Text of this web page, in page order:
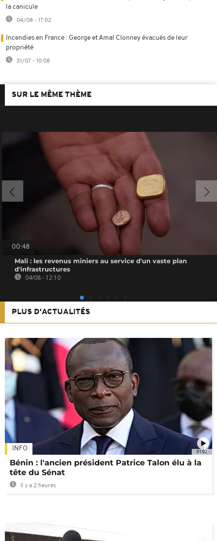
la canicule
04/08 - 17:02
Incendies en France : George et Amal Clonney évacués de leur
propriété
31/07 - 10:08
SUR LE MÊME THÈME
00:48
Mali : les revenus miniers au service d'un vaste plan
d'infrastructures
04/08 - 12:10
PLUS D'ACTUALITÉS
01:02
INFO
Bénin : l'ancien président Patrice Talon élu à la
tête du Sénat
Il y a 2 heures